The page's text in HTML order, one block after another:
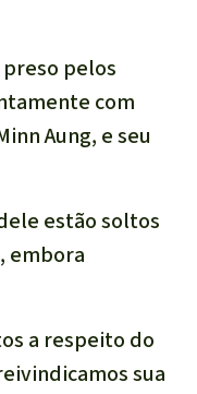
pelos
com
Aung, e seu
estão soltos
embora
a respeito do
sua